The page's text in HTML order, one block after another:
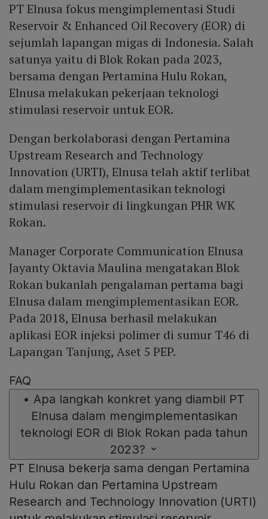
PT Elnusa fokus mengimplementasi Studi
Reservoir & Enhanced Oil Recovery (EOR) di
sejumlah lapangan migas di Indonesia. Salah
satunya yaitu di Blok Rokan pada 2023,
bersama dengan Pertamina Hulu Rokan,
Elnusa melakukan pekerjaan teknologi
stimulasi reservoir untuk EOR.
Dengan berkolaborasi dengan Pertamina
Upstream Research and Technology
Innovation (URTI), Elnusa telah aktif terlibat
dalam mengimplementasikan teknologi
stimulasi reservoir di lingkungan PHR WK
Rokan.
Manager Corporate Communication Elnusa
Jayanty Oktavia Maulina mengatakan Blok
Rokan bukanlah pengalaman pertama bagi
Elnusa dalam mengimplementasikan EOR.
Pada 2018, Elnusa berhasil melakukan
aplikasi EOR injeksi polimer di sumur T46 di
Lapangan Tanjung, Aset 5 PEP.
FAQ
• Apa langkah konkret yang diambil PT
Elnusa dalam mengimplementasikan
teknologi EOR di Blok Rokan pada tahun
2023?
PT Elnusa bekerja sama dengan Pertamina
Hulu Rokan dan Pertamina Upstream
Research and Technology Innovation (URTI)